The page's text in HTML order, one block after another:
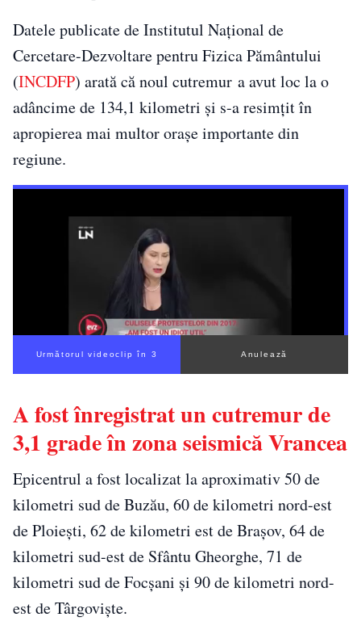
Datele publicate de Institutul Național de
Cercetare-Dezvoltare pentru Fizica Pământului
(INCDFP) arată că noul cutremur a avut loc la o
adâncime de 134,1 kilometri și s-a resimțit în
apropierea mai multor orașe importante din
regiune.
Următorul videoclip în 2 Anulează
A fost înregistrat un cutremur de
3,1 grade în zona seismică Vrancea
Epicentrul a fost localizat la aproximativ 50 de
kilometri sud de Buzău, 60 de kilometri nord-est
de Ploiești, 62 de kilometri est de Brașov, 64 de
kilometri sud-est de Sfântu Gheorghe, 71 de
kilometri sud de Focșani și 90 de kilometri nord-
est de Târgoviște.